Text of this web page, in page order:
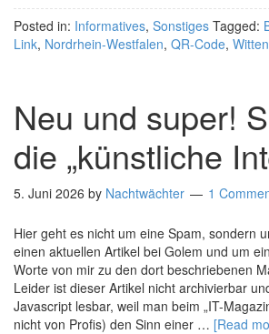
Posted in: Informatives, Sonstiges Tagged:
Link, Nordrhein-Westfalen, QR-Code, Witten
Neu und super!
die „künstliche
5. Juni 2026 by Nachtwächter 1
Hier geht es nicht um eine Spam, sondern
einen aktuellen Artikel bei Golem und um
Worte von mir zu den dort beschriebenen
Leider ist dieser Artikel nicht archivierbar
Javascript lesbar, weil man beim „IT-
nicht von Profis) den Sinn einer … [Read